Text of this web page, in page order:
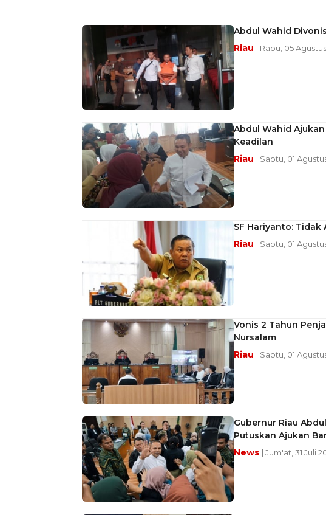
Abdul Wahid
Riau | Rabu, 05
Abdul Wahid Ajukan
Keadilan
Riau | Sabtu, 01
SF Hariyanto: Tidak
Riau | Sabtu, 01
Vonis 2 Tahun
Nursalam
Riau | Sabtu, 01
Gubernur Riau
Putuskan Ajukan
News | Jum'at, 31 Juli